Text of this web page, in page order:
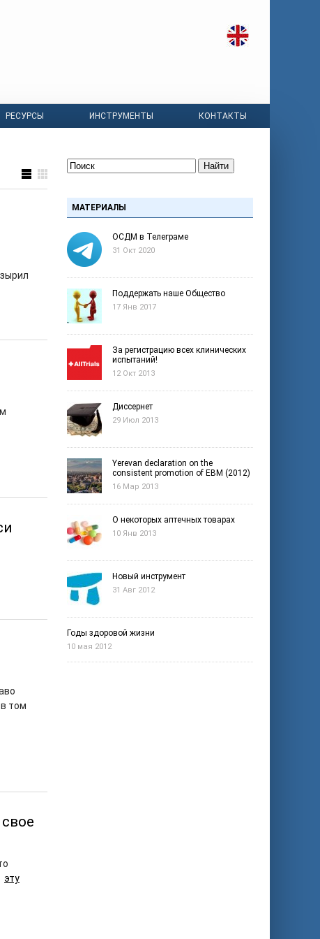
РЕСУРСЫ ИНСТРУМЕНТЫ КОНТАКТЫ
том
эту
Найти
МАТЕРИАЛЫ
ОСДМ в Телеграме
31 Окт 2020
Поддержать наше Общество
17 Янв 2017
За регистрацию всех клинических
испытаний!
12 Окт 2013
Диссернет
29 Июл 2013
Yerevan declaration on the
consistent promotion of EBM (2012)
16 Мар 2013
О некоторых аптечных товарах
10 Янв 2013
Новый инструмент
31 Авг 2012
Годы здоровой жизни
10 мая 2012